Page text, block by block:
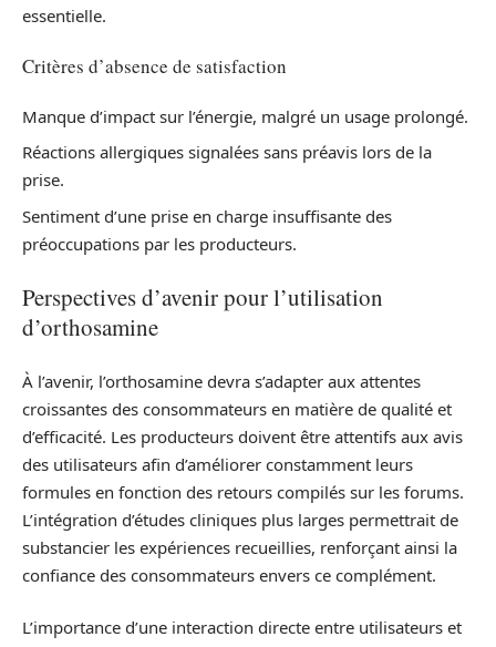
essentielle.
Critères d’absence de satisfaction
Manque d’impact sur l’énergie, malgré un usage prolongé.
Réactions allergiques signalées sans préavis lors de la
prise.
Sentiment d’une prise en charge insuffisante des
préoccupations par les producteurs.
Perspectives d’avenir pour l’utilisation
d’orthosamine
À l’avenir, l’orthosamine devra s’adapter aux attentes
croissantes des consommateurs en matière de qualité et
d’efficacité. Les producteurs doivent être attentifs aux avis
des utilisateurs afin d’améliorer constamment leurs
formules en fonction des retours compilés sur les forums.
L’intégration d’études cliniques plus larges permettrait de
substancier les expériences recueillies, renforçant ainsi la
confiance des consommateurs envers ce complément.
L’importance d’une interaction directe entre utilisateurs et